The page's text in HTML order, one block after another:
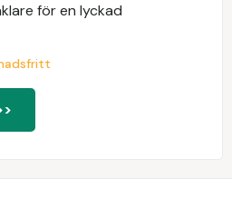
för en lyckad